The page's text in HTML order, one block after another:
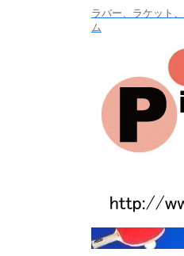
ラバー、ラケット
ム